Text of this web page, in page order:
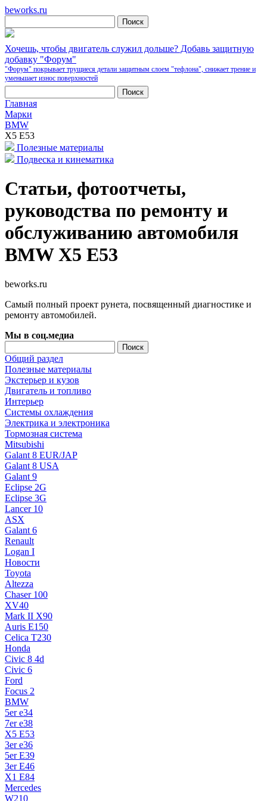
beworks.ru
Хочешь, чтобы двигатель служил дольше? Добавь защитную
добавку "Форум"
"Форум" покрывает трущиеся детали защитным слоем "тефлона", снижает трение и
уменьшает износ поверхностей
Главная
Марки
BMW
X5 E53
Полезные материалы
Подвеска и кинематика
Статьи, фотоотчеты,
руководства по ремонту и
обслуживанию автомобиля
BMW X5 E53
beworks.ru
Самый полный проект рунета, посвященный диагностике и
ремонту автомобилей.
Мы в соц.медиа
Общий раздел
Полезные материалы
Экстерьер и кузов
Двигатель и топливо
Интерьер
Системы охлаждения
Электрика и электроника
Тормозная система
Mitsubishi
Galant 8 EUR/JAP
Galant 8 USA
Galant 9
Eclipse 2G
Eclipse 3G
Lancer 10
ASX
Galant 6
Renault
Logan I
Новости
Toyota
Altezza
Chaser 100
XV40
Mark II X90
Auris E150
Celica T230
Honda
Civic 8 4d
Civic 6
Ford
Focus 2
BMW
5er e34
7er e38
X5 E53
3er e36
5er E39
3er E46
X1 E84
Mercedes
W210